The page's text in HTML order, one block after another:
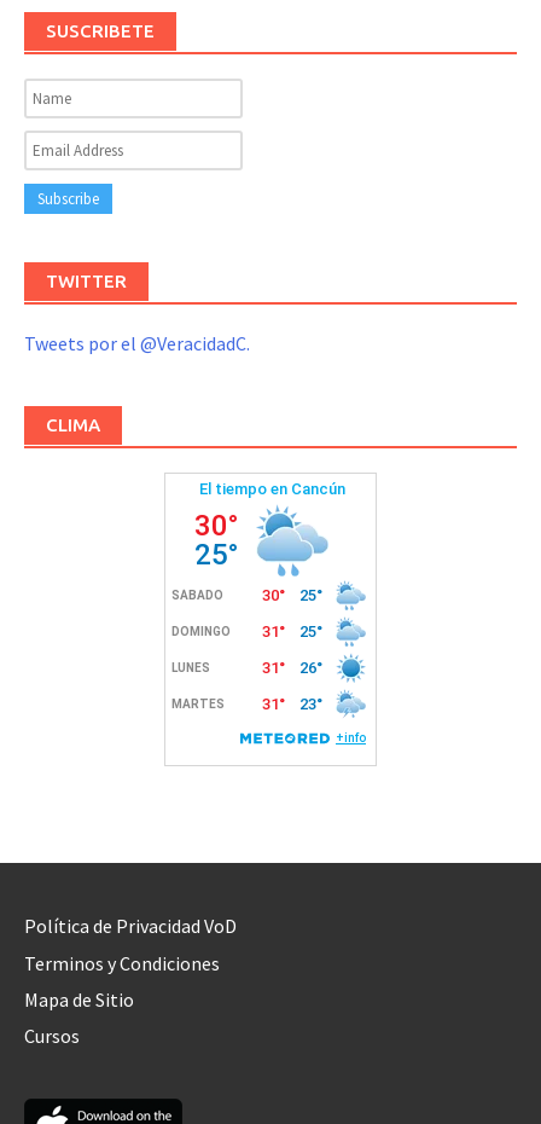
SUSCRIBETE
TWITTER
Tweets por el @VeracidadC.
CLIMA
Política de Privacidad VoD
Terminos y Condiciones
Mapa de Sitio
Cursos